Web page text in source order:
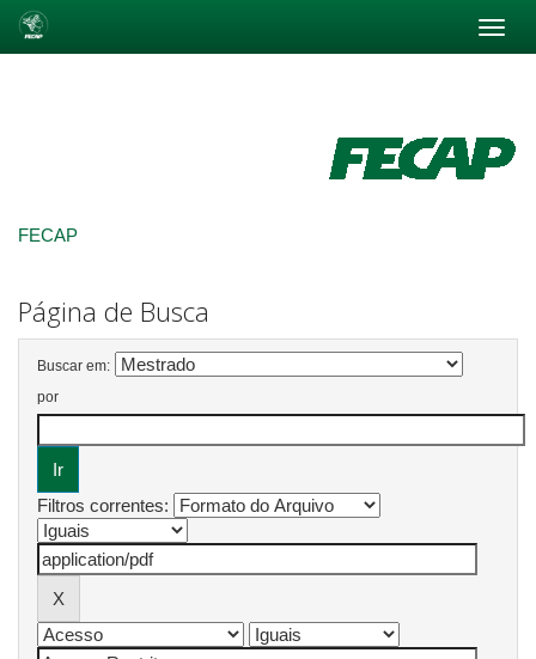
FECAP
Página de Busca
Buscar em:
por
Filtros correntes: